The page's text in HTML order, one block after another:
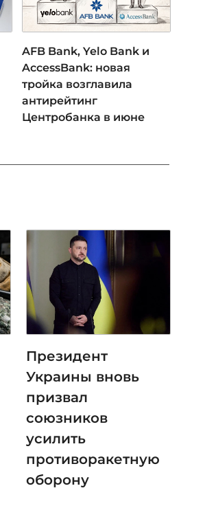
AFB Bank, Yelo Bank и
AccessBank: новая
тройка возглавила
антирейтинг
Центробанка в июне
Президент
Украины вновь
призвал
союзников
усилить
противоракетную
оборону